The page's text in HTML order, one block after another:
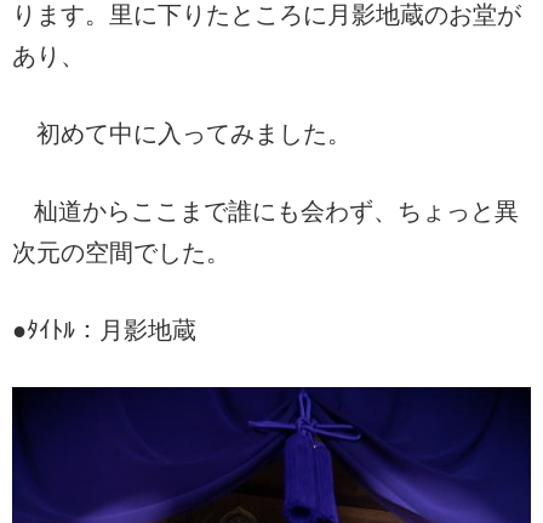
ります。里に下りたところに月影地蔵のお堂が
あり、
初めて中に入ってみました。
杣道からここまで誰にも会わず、ちょっと異
次元の空間でした。
●ﾀｲﾄﾙ：月影地蔵